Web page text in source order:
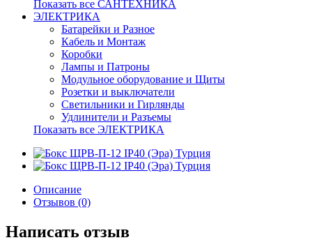
Показать все САНТЕХНИКА
ЭЛЕКТРИКА
Батарейки и Разное
Кабель и Монтаж
Коробки
Лампы и Патроны
Модульное оборудование и Щиты
Розетки и выключатели
Светильники и Гирлянды
Удлинители и Разъемы
Показать все ЭЛЕКТРИКА
Описание
Отзывов (0)
Написать отзыв